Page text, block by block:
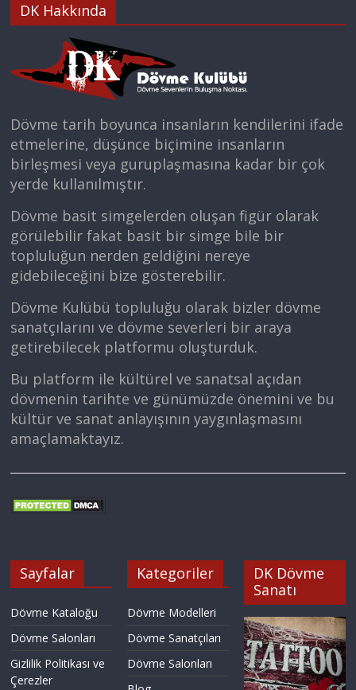
DK Hakkında
Dövme tarih boyunca insanların kendilerini ifade
etmelerine, düşünce biçimine insanların
birleşmesi veya guruplaşmasına kadar bir çok
yerde kullanılmıştır.
Dövme basit simgelerden oluşan figür olarak
görülebilir fakat basit bir simge bile bir
topluluğun nerden geldiğini nereye
gidebileceğini bize gösterebilir.
Dövme Kulübü topluluğu olarak bizler dövme
sanatçılarını ve dövme severleri bir araya
getirebilecek platformu oluşturduk.
Bu platform ile kültürel ve sanatsal açıdan
dövmenin tarihte ve günümüzde önemini ve bu
kültür ve sanat anlayışının yaygınlaşmasını
amaçlamaktayız.
Sayfalar
Dövme Kataloğu
Dövme Salonları
Gizlilik Politikası ve
Çerezler
Kategoriler
Dövme Modelleri
Dövme Sanatçıları
Dövme Salonları
DK Dövme
Sanatı